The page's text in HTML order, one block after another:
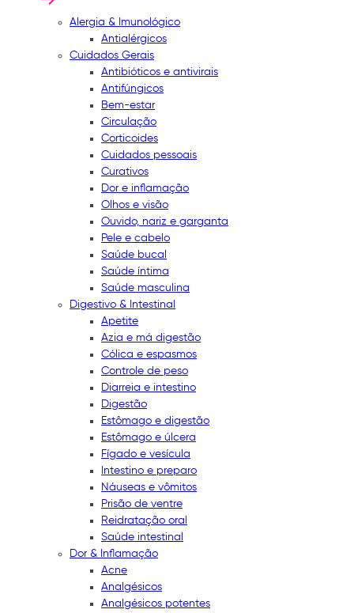
Alergia & Imunológico
Antialérgicos
Cuidados Gerais
Antibióticos e antivirais
Antifúngicos
Bem-estar
Circulação
Corticoides
Cuidados pessoais
Curativos
Dor e inflamação
Olhos e visão
Ouvido, nariz e garganta
Pele e cabelo
Saúde bucal
Saúde íntima
Saúde masculina
Digestivo & Intestinal
Apetite
Azia e má digestão
Cólica e espasmos
Controle de peso
Diarreia e intestino
Digestão
Estômago e digestão
Estômago e úlcera
Fígado e vesícula
Intestino e preparo
Náuseas e vômitos
Prisão de ventre
Reidratação oral
Saúde intestinal
Dor & Inflamação
Acne
Analgésicos
Analgésicos potentes